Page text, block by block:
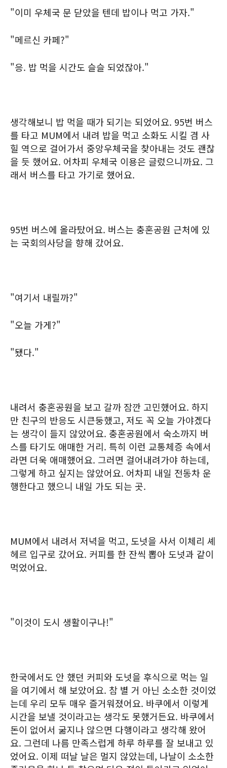
"이미 우체국 문 닫았을 텐데 밥이나 먹고 가자."
"메르신 카페?"
"응. 밥 먹을 시간도 슬슬 되었잖아."
생각해보니 밥 먹을 때가 되기는 되었어요. 95번 버스
를 타고 MUM에서 내려 밥을 먹고 소화도 시킬 겸 사
힐 역으로 걸어가서 중앙우체국을 찾아내는 것도 괜찮
을 듯 했어요. 어차피 우체국 이용은 글렀으니까요. 그
래서 버스를 타고 가기로 했어요.
95번 버스에 올라탔어요. 버스는 충혼공원 근처에 있
는 국회의사당을 향해 갔어요.
"여기서 내릴까?"
"오늘 가게?"
"됐다."
내려서 충혼공원을 보고 갈까 잠깐 고민했어요. 하지
만 친구의 반응도 시큰둥했고, 저도 꼭 오늘 가야겠다
는 생각이 들지 않았어요. 충혼공원에서 숙소까지 버
스를 타기도 애매한 거리. 특히 이런 교통체증 속에서
라면 더욱 애매했어요. 그러면 걸어내려가야 하는데,
그렇게 하고 싶지는 않았어요. 어차피 내일 전동차 운
행한다고 했으니 내일 가도 되는 곳.
MUM에서 내려서 저녁을 먹고, 도넛을 사서 이체리 셰
헤르 입구로 갔어요. 커피를 한 잔씩 뽑아 도넛과 같이
먹었어요.
"이것이 도시 생활이구나!"
한국에서도 안 했던 커피와 도넛을 후식으로 먹는 일
을 여기에서 해 보았어요. 참 별 거 아닌 소소한 것이었
는데 우리 모두 매우 즐거워졌어요. 바쿠에서 이렇게
시간을 보낼 것이라고는 생각도 못했거든요. 바쿠에서
돈이 없어서 굶지나 않으면 다행이라고 생각해 왔어
요. 그런데 나름 만족스럽게 하루 하루를 잘 보내고 있
었어요. 이제 떠날 날은 멀지 않았는데, 나날이 소소한